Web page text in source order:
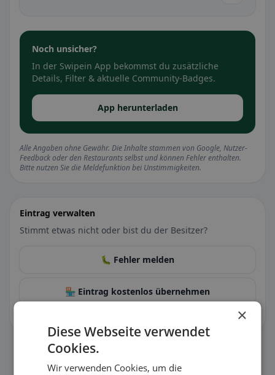
Noch unsicher?
In der Swipein App bekommst du zusätzliche
Details, Filter & aktuelle Community-Badges.
App herunterladen
Alle Angaben ohne Gewähr. Die Inhalte stammen von Google, Nutzer-
Feedback oder den Restaurants selbst und können Fehler enthalten.
Bitte nutzen Sie die Meldefunktion bei Unstimmigkeiten.
Eintrag verwalten
Stimmt etwas nicht oder bist du der Besitzer?
🐛 Fehler melden
🏪 Eintrag kostenlos übernehmen
×
Diese Webseite verwendet
Cookies.
Wir verwenden Cookies, um die